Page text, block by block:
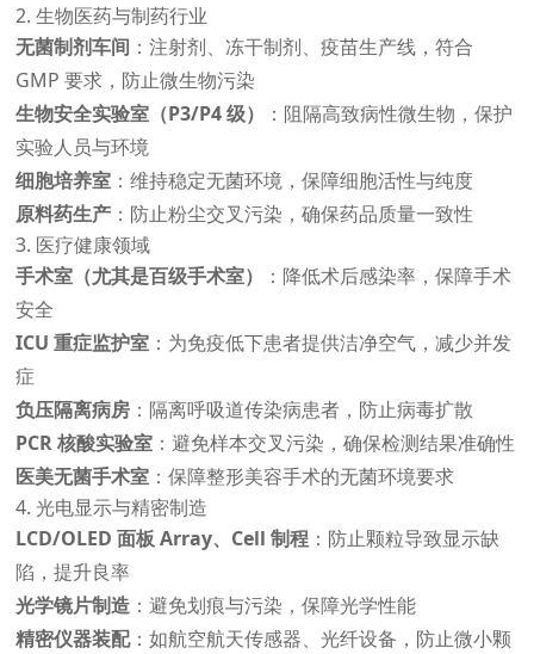
2. 生物医药与制药行业
无菌制剂车间 ：注射剂、冻干制剂、疫苗生产线，符合
GMP 要求，防止微生物污染
生物安全实验室（P3/P4 级）
：阻隔高致病性微生物，保护
实验人员与环境
细胞培养室 ：维持稳定无菌环境，保障细胞活性与纯度
原料药生产 ：防止粉尘交叉污染，确保药品质量一致性
3. 医疗健康领域
手术室（尤其是百级手术室）
：降低术后感染率，保障手术
安全
ICU 重症监护室 ：为免疫低下患者提供洁净空气，减少并发
症
负压隔离病房 ：隔离呼吸道传染病患者，防止病毒扩散
PCR 核酸实验室 ：避免样本交叉污染，确保检测结果准确性
医美无菌手术室 ：保障整形美容手术的无菌环境要求
4. 光电显示与精密制造
LCD/OLED 面板 Array、Cell 制程：防止颗粒导致显示缺
陷，提升良率
光学镜片制造 ：避免划痕与污染，保障光学性能
精密仪器装配：如航空航天传感器、光纤设备，防止微小颗